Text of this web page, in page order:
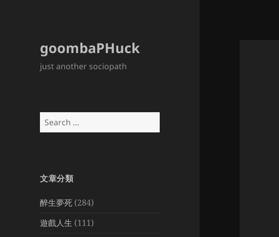
goombaPHuck
just another sociopath
Search
for:
文章分類
醉生夢死 (284)
遊戲人生 (111)